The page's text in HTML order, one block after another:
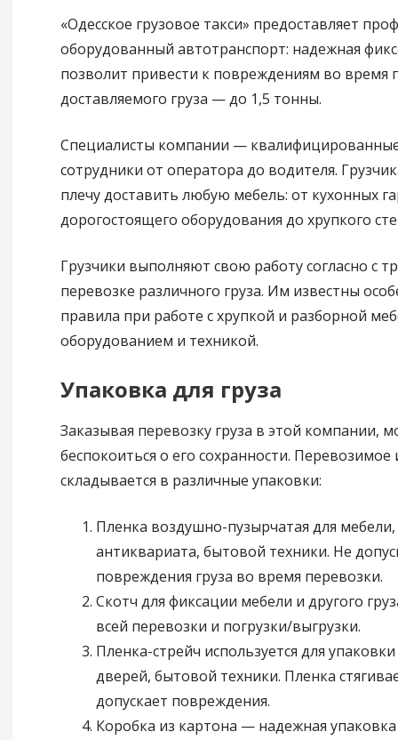
«Одесское грузовое такси» предоставляет
оборудованный автотранспорт: надежная
позволит привести к повреждениям во время
доставляемого груза — до 1,5 тонны.
Специалисты компании —
сотрудники от оператора до водителя.
плечу доставить любую мебель: от кухонных
дорогостоящего оборудования до хрупкого
Грузчики выполняют свою работу согласно с
перевозке различного груза. Им известны
правила при работе с хрупкой и разборной
оборудованием и техникой.
Упаковка для груза
Заказывая перевозку груза в этой компании,
беспокоиться о его сохранности.
складывается в различные упаковки:
Пленка воздушно-пузырчатая для мебели,
антиквариата, бытовой техники. Не
повреждения груза во время перевозки.
Скотч для фиксации мебели и другого
всей перевозки и погрузки/выгрузки.
Пленка-стрейч используется для упаковки
дверей, бытовой техники. Пленка
допускает повреждения.
Коробка из картона — надежная